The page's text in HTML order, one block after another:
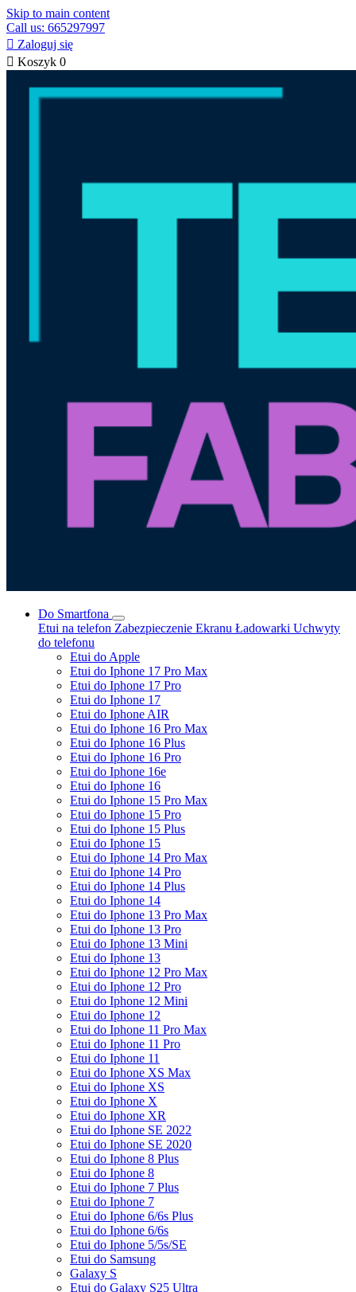
Skip to main content
Call us: 665297997
 Zaloguj się
 Koszyk 0
Do Smartfona
Etui na telefon Zabezpieczenie Ekranu Ładowarki Uchwyty
do telefonu
Etui do Apple
Etui do Iphone 17 Pro Max
Etui do Iphone 17 Pro
Etui do Iphone 17
Etui do Iphone AIR
Etui do Iphone 16 Pro Max
Etui do Iphone 16 Plus
Etui do Iphone 16 Pro
Etui do Iphone 16e
Etui do Iphone 16
Etui do Iphone 15 Pro Max
Etui do Iphone 15 Pro
Etui do Iphone 15 Plus
Etui do Iphone 15
Etui do Iphone 14 Pro Max
Etui do Iphone 14 Pro
Etui do Iphone 14 Plus
Etui do Iphone 14
Etui do Iphone 13 Pro Max
Etui do Iphone 13 Pro
Etui do Iphone 13 Mini
Etui do Iphone 13
Etui do Iphone 12 Pro Max
Etui do Iphone 12 Pro
Etui do Iphone 12 Mini
Etui do Iphone 12
Etui do Iphone 11 Pro Max
Etui do Iphone 11 Pro
Etui do Iphone 11
Etui do Iphone XS Max
Etui do Iphone XS
Etui do Iphone X
Etui do Iphone XR
Etui do Iphone SE 2022
Etui do Iphone SE 2020
Etui do Iphone 8 Plus
Etui do Iphone 8
Etui do Iphone 7 Plus
Etui do Iphone 7
Etui do Iphone 6/6s Plus
Etui do Iphone 6/6s
Etui do Iphone 5/5s/SE
Etui do Samsung
Galaxy S
Etui do Galaxy S25 Ultra